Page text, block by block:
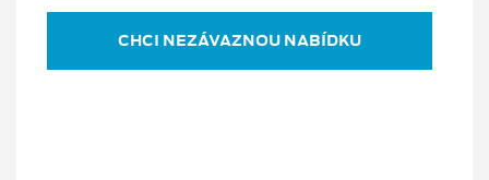
CHCI NEZÁVAZNOU NABÍDKU